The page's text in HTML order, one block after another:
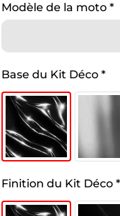
Modèle de la moto *
Base du Kit Déco *
Finition du Kit Déco *